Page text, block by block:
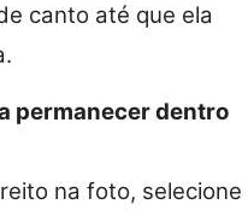
canto até que ela
permanecer dentro
na foto, selecione